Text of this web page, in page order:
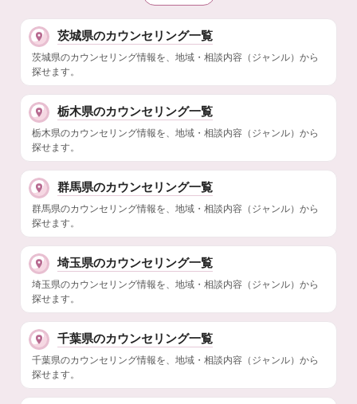
茨城県のカウンセリング一覧
茨城県のカウンセリング情報を、地域・相談内容（ジャンル）から
探せます。
栃木県のカウンセリング一覧
栃木県のカウンセリング情報を、地域・相談内容（ジャンル）から
探せます。
群馬県のカウンセリング一覧
群馬県のカウンセリング情報を、地域・相談内容（ジャンル）から
探せます。
埼玉県のカウンセリング一覧
埼玉県のカウンセリング情報を、地域・相談内容（ジャンル）から
探せます。
千葉県のカウンセリング一覧
千葉県のカウンセリング情報を、地域・相談内容（ジャンル）から
探せます。